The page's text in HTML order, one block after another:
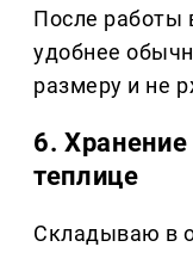
После работы
удобнее
размеру и не
6. Хранение
теплице
Складываю в